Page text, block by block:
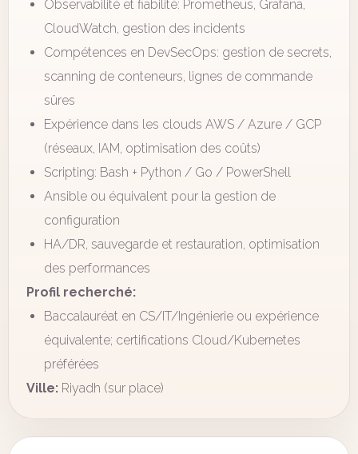
Observabilité et fiabilité: Prometheus, Grafana,
CloudWatch, gestion des incidents
Compétences en DevSecOps: gestion de secrets,
scanning de conteneurs, lignes de commande
sûres
Expérience dans les clouds AWS / Azure / GCP
(réseaux, IAM, optimisation des coûts)
Scripting: Bash + Python / Go / PowerShell
Ansible ou équivalent pour la gestion de
configuration
HA/DR, sauvegarde et restauration, optimisation
des performances
Profil recherché:
Baccalauréat en CS/IT/Ingénierie ou expérience
équivalente; certifications Cloud/Kubernetes
préférées
Ville: Riyadh (sur place)